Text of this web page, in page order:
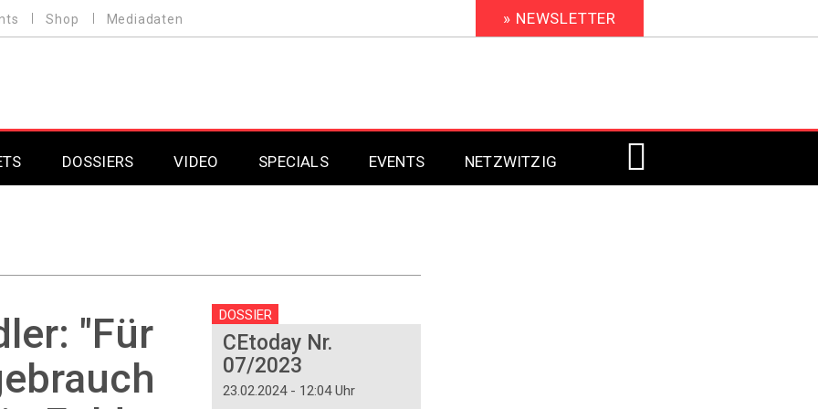
Shop Mediadaten » NEWSLETTER
DOSSIERS
DAB+
VIDEO SPECIALS
Professional AV & Digital Signage 2021
Professional AV & Digital Signage 2020
Professional AV & Digital Signage 2019
EVENTS NETZWITZIG
"Für
DOSSIER
CEtoday Nr.
07/2023
23.02.2024 - 12:04 Uhr